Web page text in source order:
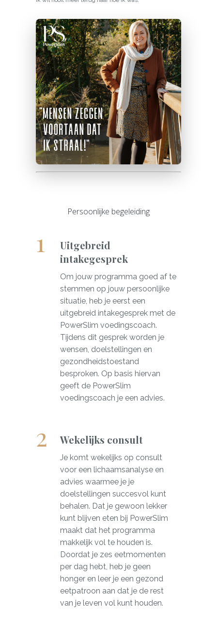
Persoonlijke begeleiding
Uitgebreid
intakegesprek
Om jouw programma goed af te
stemmen op jouw persoonlijke
situatie, heb je eerst een
uitgebreid intakegesprek met de
PowerSlim voedingscoach.
Tijdens dit gesprek worden je
wensen, doelstellingen en
gezondheidstoestand
besproken. Op basis hiervan
geeft de PowerSlim
voedingscoach je een advies.
Wekelijks consult
Je komt wekelijks op consult
voor een lichaamsanalyse en
advies waarmee je je
doelstellingen succesvol kunt
behalen. Dat je gewoon lekker
kunt blijven eten bij PowerSlim
maakt dat het programma
makkelijk vol te houden is.
Doordat je zes eetmomenten
per dag hebt, heb je geen
honger en leer je een gezond
eetpatroon aan dat je de rest
van je leven vol kunt houden.